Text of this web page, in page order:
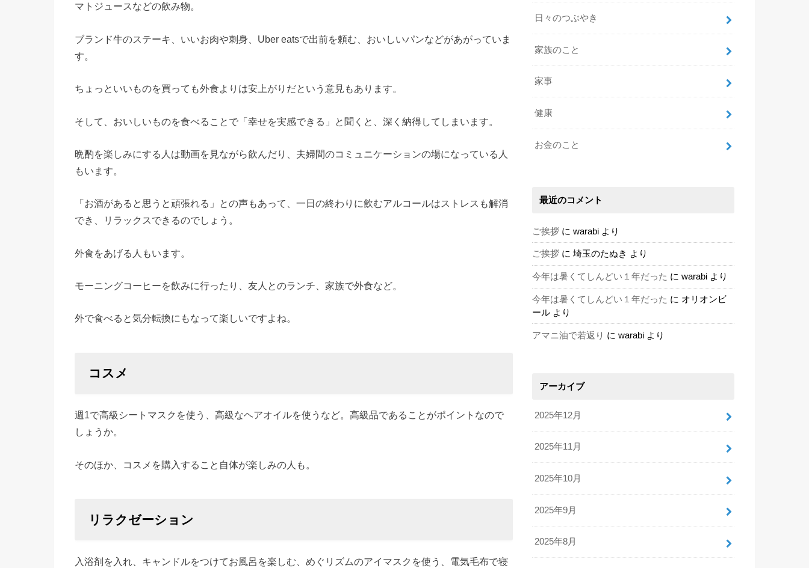
マトジュースなどの飲み物。
ブランド牛のステーキ、いいお肉や刺身、Uber eatsで出前を頼む、おいしいパンなどがあがっていま
す。
ちょっといいものを買っても外食よりは安上がりだという意見もあります。
そして、おいしいものを食べることで「幸せを実感できる」と聞くと、深く納得してしまいます。
晩酌を楽しみにする人は動画を見ながら飲んだり、夫婦間のコミュニケーションの場になっている人
もいます。
「お酒があると思うと頑張れる」との声もあって、一日の終わりに飲むアルコールはストレスも解消
でき、リラックスできるのでしょう。
外食をあげる人もいます。
モーニングコーヒーを飲みに行ったり、友人とのランチ、家族で外食など。
外で食べると気分転換にもなって楽しいですよね。
コスメ
週1で高級シートマスクを使う、高級なヘアオイルを使うなど。高級品であることがポイントなので
しょうか。
そのほか、コスメを購入すること自体が楽しみの人も。
リラクゼーション
入浴剤を入れ、キャンドルをつけてお風呂を楽しむ、めぐリズムのアイマスクを使う、電気毛布で寝
日々のつぶやき
家族のこと
家事
健康
お金のこと
最近のコメント
ご挨拶 に warabi より
ご挨拶 に 埼玉のたぬき より
今年は暑くてしんどい１年だった に warabi より
今年は暑くてしんどい１年だった に オリオンビ
ール より
アマニ油で若返り に warabi より
アーカイブ
2025年12月
2025年11月
2025年10月
2025年9月
2025年8月